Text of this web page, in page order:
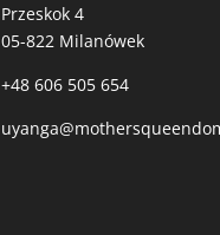
Przeskok 4
05-822 Milanówek
+48 606 505 654